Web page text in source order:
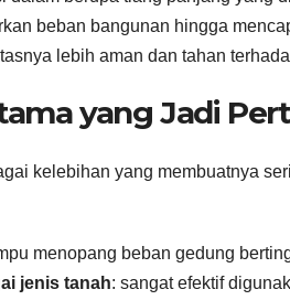
beban bangunan hingga
lebih aman dan tahan
yang Jadi
kelebihan yang membuatnya
menopang beban gedung
jenis tanah: sangat efektif